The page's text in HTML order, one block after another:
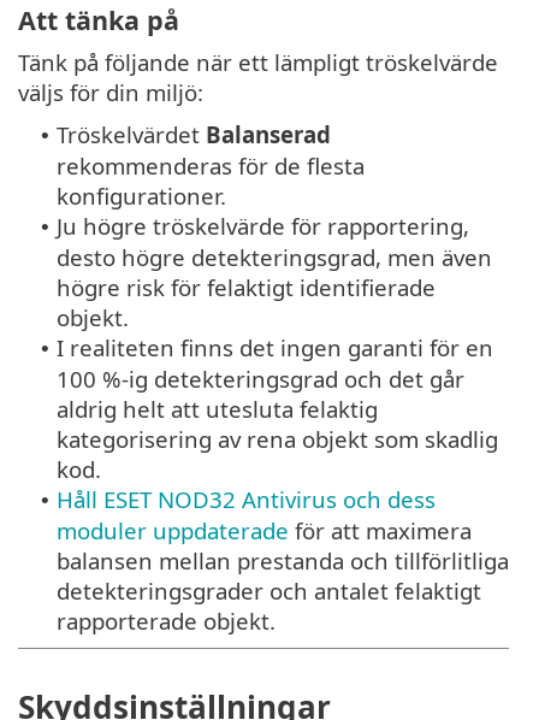
Att tänka på
Tänk på följande när ett lämpligt tröskelvärde
väljs för din miljö:
• Tröskelvärdet Balanserad
rekommenderas för de flesta
konfigurationer.
• Ju högre tröskelvärde för rapportering,
desto högre detekteringsgrad, men även
högre risk för felaktigt identifierade
objekt.
• I realiteten finns det ingen garanti för en
100 %-ig detekteringsgrad och det går
aldrig helt att utesluta felaktig
kategorisering av rena objekt som skadlig
kod.
• Håll ESET NOD32 Antivirus och dess
moduler uppdaterade för att maximera
balansen mellan prestanda och tillförlitliga
detekteringsgrader och antalet felaktigt
rapporterade objekt.
Skyddsinställningar